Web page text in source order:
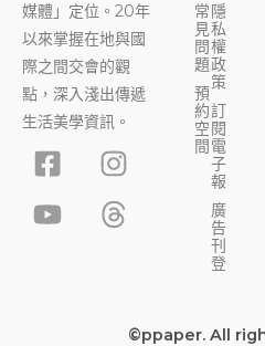
媒體」定位。20年
以來掌握在地與國
際之間交會的觀
點，深入淺出傳遞
生活美學資訊。
F
a
c
I
n
s
t
Y
o
u
T
h
r
e
常
見
問
題
預
約
空
間
隱
私
權
政
策
訂
閱
電
子
報
廣
告
刊
登
©ppaper. All